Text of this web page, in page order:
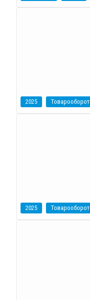
2025 Товарооборот
2025 Товарооборот